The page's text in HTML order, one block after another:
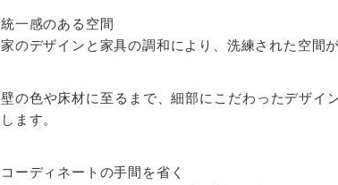
統一感のある空間
家のデザインと家具の調和により、洗練された空間
壁の色や床材に至るまで、細部にこだわったデザイ
します。
コーディネートの手間を省く